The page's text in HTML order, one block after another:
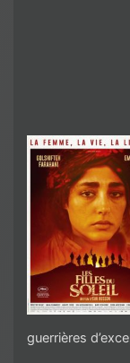
guerrières